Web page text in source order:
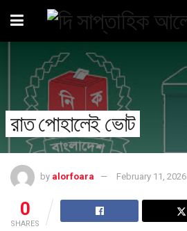
রাত পোহালেই ভোট
by alorfoara February 11, 2026
0
SHARES